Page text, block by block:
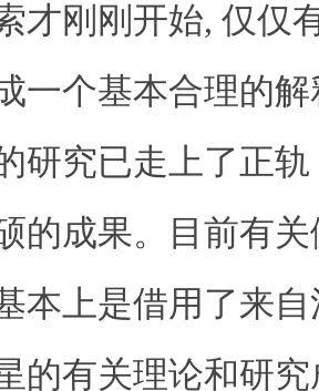
才刚刚开始, 仅仅
一个基本合理的
研究已走上了正
的成果。目前有
本上是借用了来
的有关理论和研